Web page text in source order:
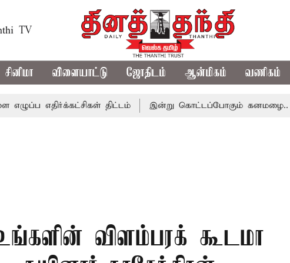
TV
சினிமா விளையாட்டு ஜோதிடம் ஆன்மிகம் வணிகம்
திட்டம் இன்று கொட்டப்போகும் கனமழை..
விளம்பரக் கூடமா